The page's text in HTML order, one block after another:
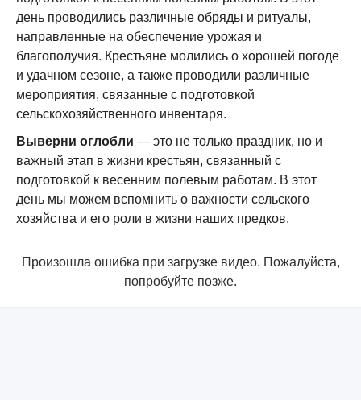
день проводились различные обряды и ритуалы,
направленные на обеспечение урожая и
благополучия. Крестьяне молились о хорошей погоде
и удачном сезоне, а также проводили различные
мероприятия, связанные с подготовкой
сельскохозяйственного инвентаря.
Выверни оглобли — это не только праздник, но и
важный этап в жизни крестьян, связанный с
подготовкой к весенним полевым работам. В этот
день мы можем вспомнить о важности сельского
хозяйства и его роли в жизни наших предков.
Произошла ошибка при загрузке видео. Пожалуйста,
попробуйте позже.